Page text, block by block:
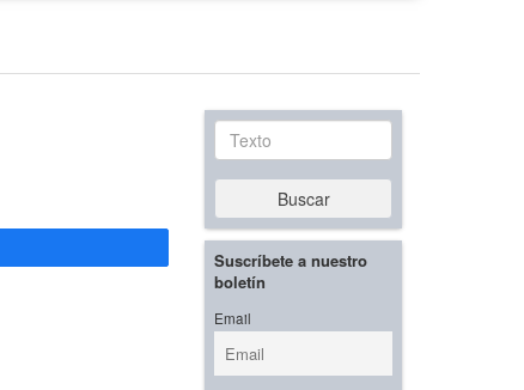
Texto
Buscar
Suscríbete a nuestro
boletín
Email